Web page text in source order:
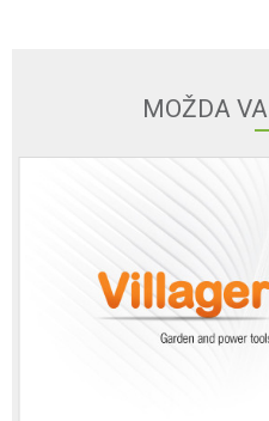
MOŽDA